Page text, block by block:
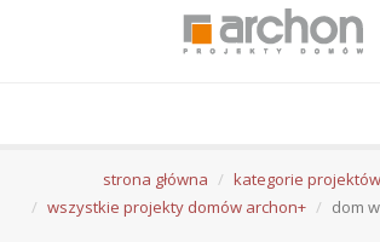
strona główna
kategorie
wszystkie projekty domów archon+
dom